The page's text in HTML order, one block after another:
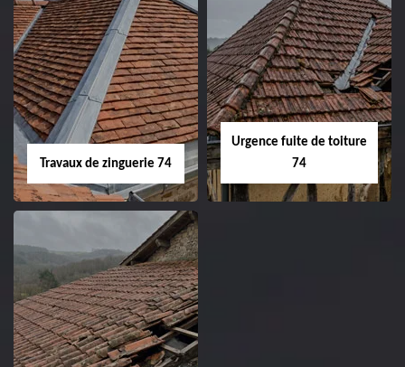
Travaux de zinguerie 74
Urgence fuite de toiture
74